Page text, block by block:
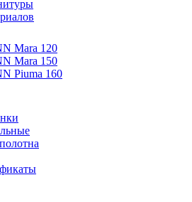
Mara 120
Mara 150
Piuma 160